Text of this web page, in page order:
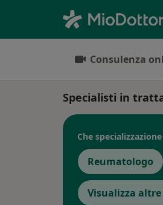
Consulenza
Specialisti in
Che
Reumatologo
Visualizza